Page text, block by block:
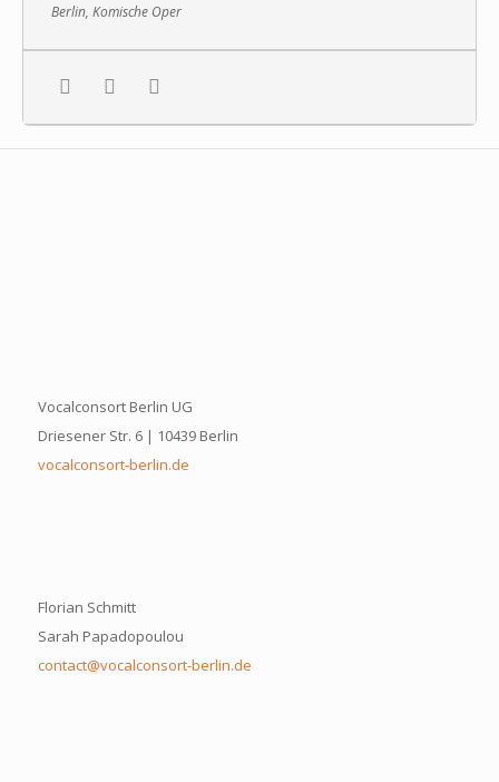
Berlin, Komische Oper
Vocalconsort Berlin UG
Driesener Str. 6 | 10439 Berlin
vocalconsort-berlin.de
Florian Schmitt
Sarah Papadopoulou
contact@vocalconsort-berlin.de